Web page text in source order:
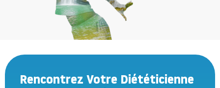
Rencontrez Votre Diététicienne